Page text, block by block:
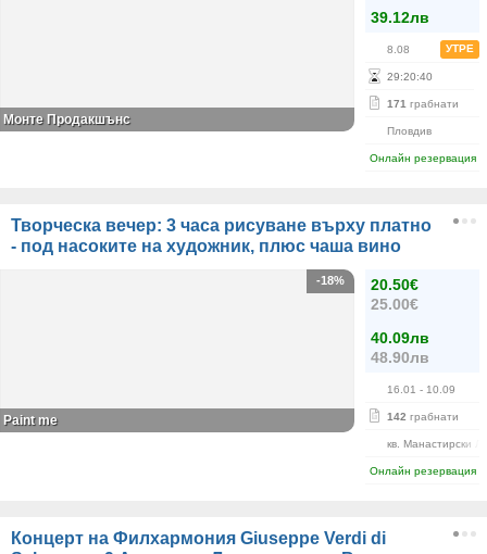
39.12лв
8.08 УТРЕ
29:20:39
171 грабнати
Пловдив
Онлайн резервация
Монте Продакшънс
Творческа вечер: 3 часа рисуване върху платно
- под насоките на художник, плюс чаша вино
20.50€
25.00€
40.09лв
48.90лв
16.01 - 10.09
142 грабнати
кв. Манастирски
Онлайн резервация
-18%
Paint me
Концерт на Филхармония Giuseppe Verdi di